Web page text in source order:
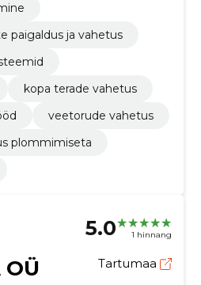
paigaldus ja vahetus
kopa terade vahetus
veetorude vahetus
plommimiseta
5.0 1 hinnang
OÜ Tartumaa